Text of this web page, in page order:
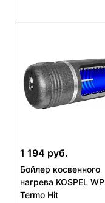
1 194 руб.
Бойлер косвенного
нагрева KOSPEL WP
Termo Hit